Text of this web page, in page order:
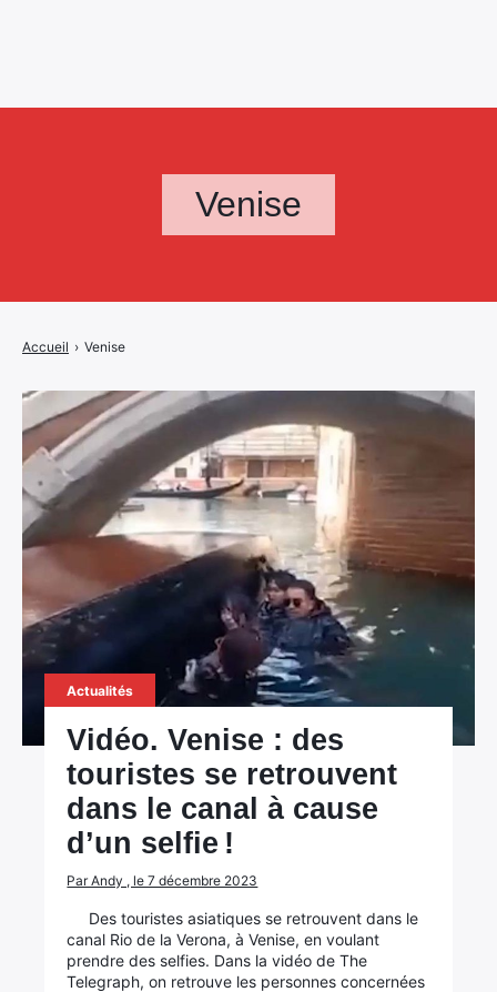
Venise
Accueil › Venise
Actualités
Vidéo. Venise : des
touristes se retrouvent
dans le canal à cause
d’un selfie !
Par Andy , le 7 décembre 2023
Des touristes asiatiques se retrouvent dans le
canal Rio de la Verona, à Venise, en voulant
prendre des selfies. Dans la vidéo de The
Telegraph, on retrouve les personnes concernées